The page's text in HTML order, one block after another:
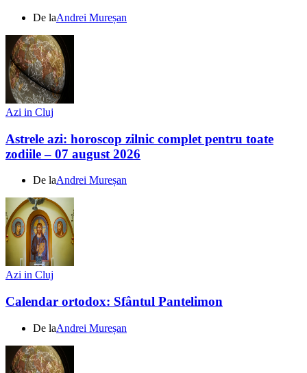
De laAndrei Mureșan
Azi in Cluj
Astrele azi: horoscop zilnic complet pentru toate
zodiile – 07 august 2026
De laAndrei Mureșan
Azi in Cluj
Calendar ortodox: Sfântul Pantelimon
De laAndrei Mureșan